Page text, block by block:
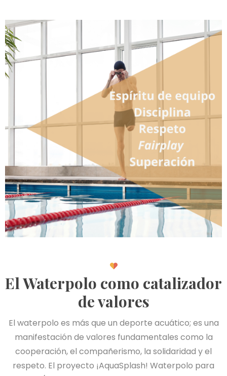
El Waterpolo como catalizador
de valores
El waterpolo es más que un deporte acuático; es una
manifestación de valores fundamentales como la
cooperación, el compañerismo, la solidaridad y el
respeto. El proyecto ¡AquaSplash! Waterpolo para